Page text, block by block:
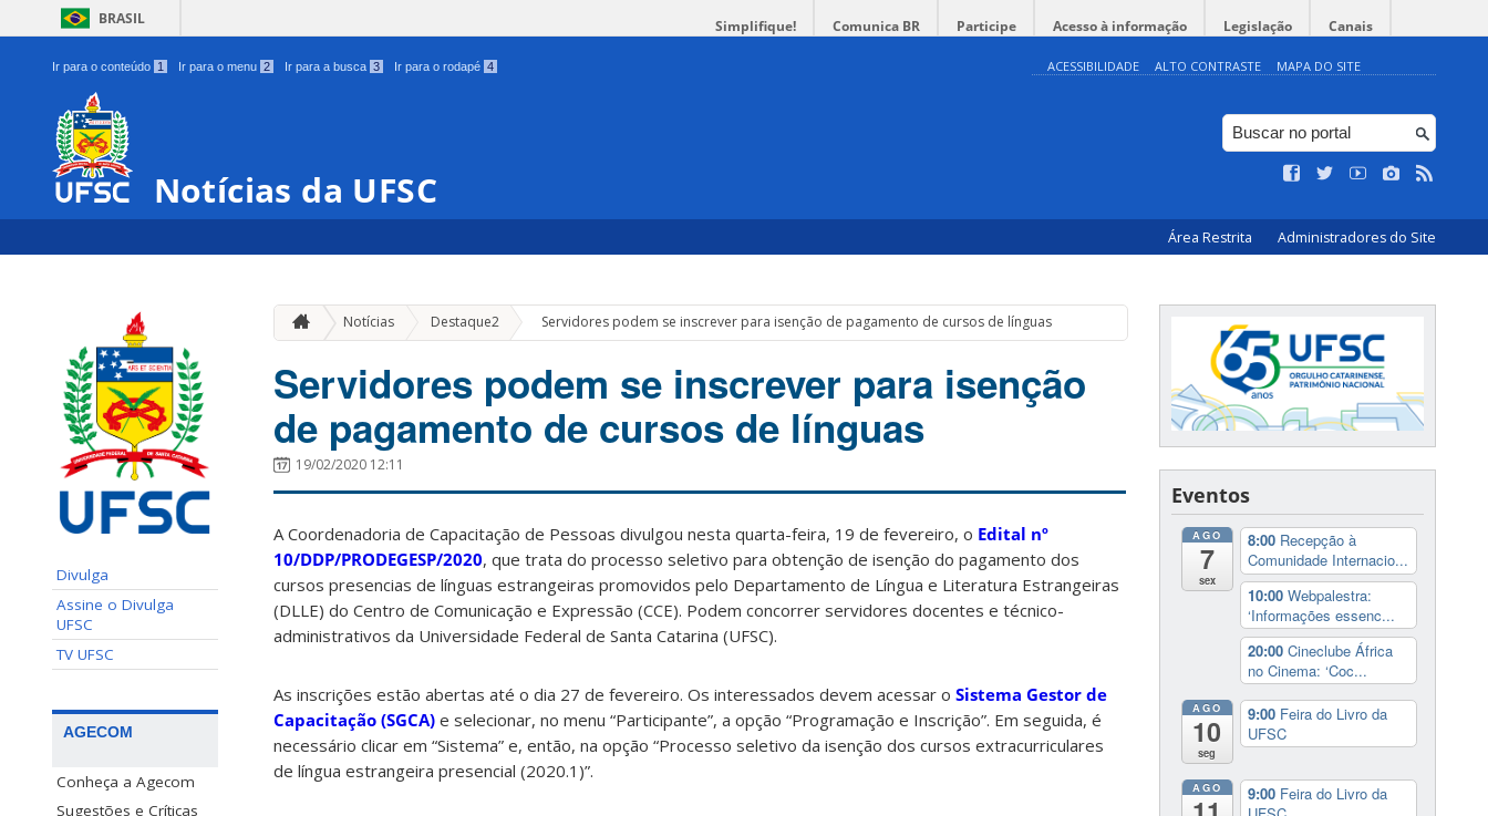
BRASIL Simplifique! Comunica BR Participe Acesso à informação Legislação Canais
Ir para o conteúdo 1 Ir para o menu 2 Ir para a busca 3 Ir para o rodapé 4 ACESSIBILIDADE ALTO CONTRASTE MAPA DO SITE
Notícias da UFSC
Área Restrita Administradores do Site
Divulga
Assine o Divulga
UFSC
TV UFSC
AGECOM
Conheça a Agecom
Sugestões e Críticas
Notícias Destaque2 » Servidores podem se inscrever para isenção de pagamento de cursos de línguas
Servidores podem se inscrever para isenção
de pagamento de cursos de línguas
19/02/2020 12:11
A Coordenadoria de Capacitação de Pessoas divulgou nesta quarta-feira, 19 de fevereiro, o Edital nº
10/DDP/PRODEGESP/2020, que trata do processo seletivo para obtenção de isenção do pagamento dos
cursos presencias de línguas estrangeiras promovidos pelo Departamento de Língua e Literatura Estrangeiras
(DLLE) do Centro de Comunicação e Expressão (CCE). Podem concorrer servidores docentes e técnico-
administrativos da Universidade Federal de Santa Catarina (UFSC).
As inscrições estão abertas até o dia 27 de fevereiro. Os interessados devem acessar o Sistema Gestor de
Capacitação (SGCA) e selecionar, no menu “Participante”, a opção “Programação e Inscrição”. Em seguida, é
necessário clicar em “Sistema” e, então, na opção “Processo seletivo da isenção dos cursos extracurriculares
de língua estrangeira presencial (2020.1)”.
Eventos
AGO
7
sex
8:00 Recepção à
Comunidade Internacio...
10:00 Webpalestra:
‘Informações essenc...
20:00 Cineclube África
no Cinema: ‘Coc...
AGO
10
seg
9:00 Feira do Livro da
UFSC
AGO 9:00 Feira do Livro da